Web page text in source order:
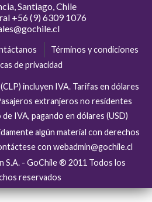
Santiago, Chile
+56 (9) 6309 1076
Términos y condiciones
de privacidad
incluyen IVA. Tarifas en dólares
extranjeros no residentes
IVA, pagando en dólares (USD)
algún material con derechos
con webadmin@gochile.cl
- GoChile ® 2011 Todos los
reservados